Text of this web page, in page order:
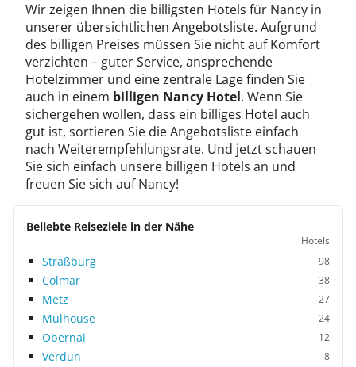
Wir zeigen Ihnen die billigsten Hotels für Nancy in
unserer übersichtlichen Angebotsliste. Aufgrund
des billigen Preises müssen Sie nicht auf Komfort
verzichten – guter Service, ansprechende
Hotelzimmer und eine zentrale Lage finden Sie
auch in einem billigen Nancy Hotel. Wenn Sie
sichergehen wollen, dass ein billiges Hotel auch
gut ist, sortieren Sie die Angebotsliste einfach
nach Weiterempfehlungsrate. Und jetzt schauen
Sie sich einfach unsere billigen Hotels an und
freuen Sie sich auf Nancy!
Beliebte Reiseziele in der Nähe
Hotels
Straßburg 98
Colmar 38
Metz 27
Mulhouse 24
Obernai 12
Verdun 8